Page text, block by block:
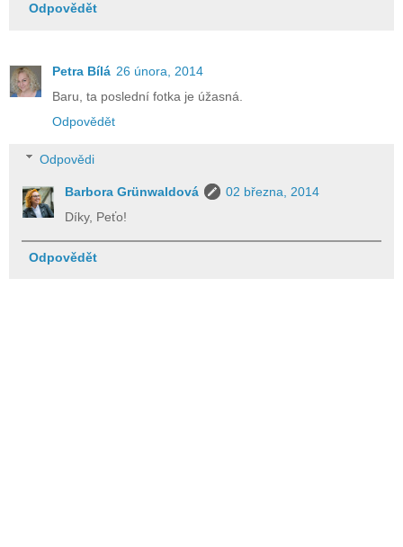
Odpovědět
Petra Bílá 26 února, 2014
Baru, ta poslední fotka je úžasná.
Odpovědět
Odpovědi
Barbora Grünwaldová
02 března, 2014
Díky, Peťo!
Odpovědět